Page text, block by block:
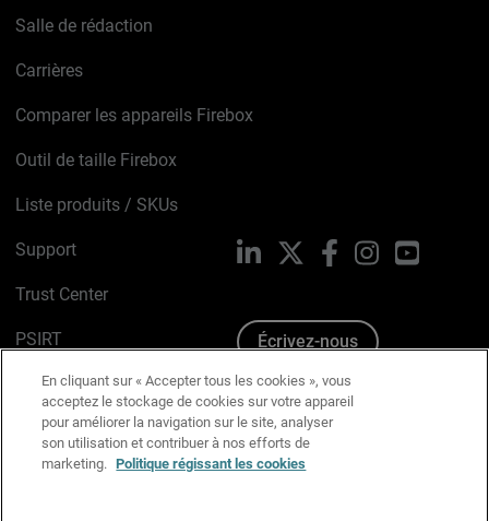
Salle de rédaction
Carrières
Comparer les appareils Firebox
Outil de taille Firebox
Liste produits / SKUs
Support
Trust Center
PSIRT
Avis sur les cookies
Politique de confidentialité
Charte Graphique
LinkedIn FacebookInstagramYouTube
Écrivez-nous
En cliquant sur « Accepter tous les cookies », vous
acceptez le stockage de cookies sur votre appareil
pour améliorer la navigation sur le site, analyser
son utilisation et contribuer à nos efforts de
marketing. Politique régissant les cookies